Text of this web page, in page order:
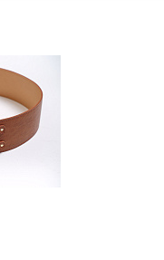
В наличии